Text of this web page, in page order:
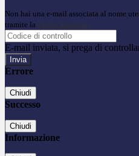
Non hai una e-mail associata al nome
tramite la Login Spaggiari
E-mail inviata, si prega di
Errore
Chiudi
Successo
Chiudi
Informazione